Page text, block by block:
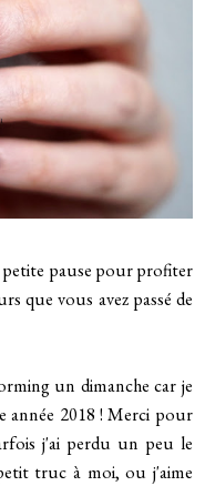
petite pause pour profiter
que vous avez passé de
un dimanche car je
année 2018 ! Merci pour
j'ai perdu un peu le
truc à moi, ou j'aime